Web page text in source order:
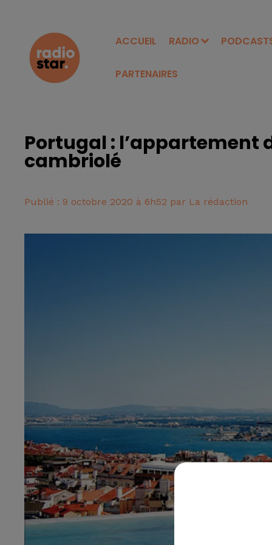
ACCUEIL RADIO
PARTENAIRES
Portugal : l’appartement
cambriolé
Publié : 9 octobre 2020 à 6h52 par La rédaction